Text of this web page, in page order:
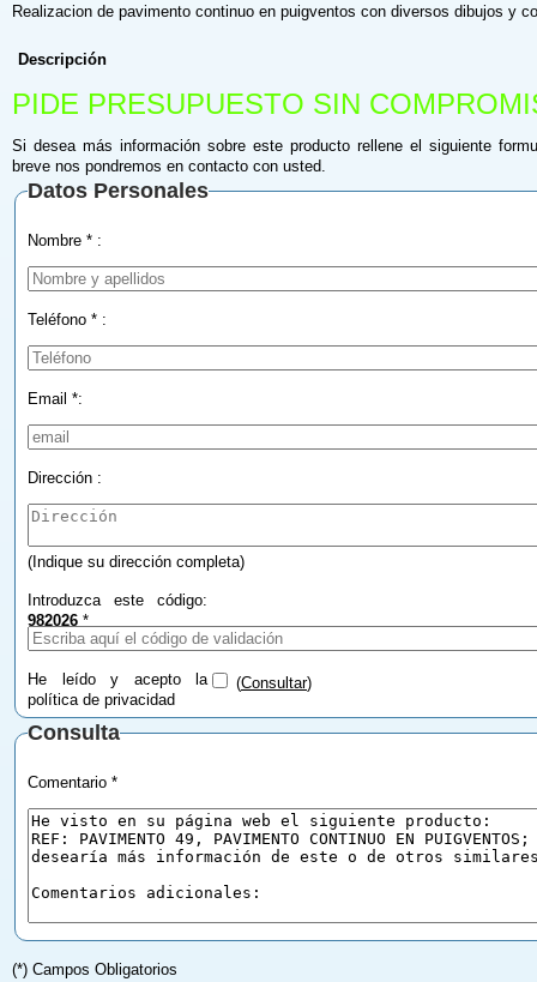
Realizacion de pavimento continuo en puigventos con diversos dibujos y
Descripción
PIDE PRESUPUESTO SIN
Si desea más información sobre este producto rellene el siguiente
breve nos pondremos en contacto con usted.
Datos Personales
Nombre * :
Teléfono * :
Email *:
Dirección :
(Indique su dirección completa)
Introduzca este código:
982026 *
He leído y acepto la
política de privacidad
(Consultar)
Consulta
Comentario *
(*) Campos Obligatorios